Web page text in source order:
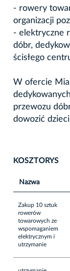
- rowery
organizacji
- elektryczne
dóbr,
ścisłego
W ofercie
przewozu
dowozić
KOSZTORYS
Nazwa
Zakup 10 sztuk
rowerów
towarowych ze
wspomaganiem
elektrycznym i
utrzymanie